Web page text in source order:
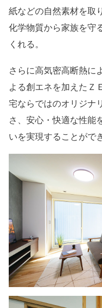
紙などの自然素材を取
化学物質から家族を守
くれる。
さらに高気密高断熱に
よる創エネを加えたＺ
宅ならではのオリジナ
さ、安心・快適な性能
いを実現することがで